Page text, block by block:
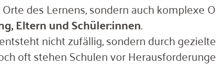
des Lernens, sondern auch komplexe
Eltern und Schüler:innen.
nicht zufällig, sondern durch
oft stehen Schulen vor